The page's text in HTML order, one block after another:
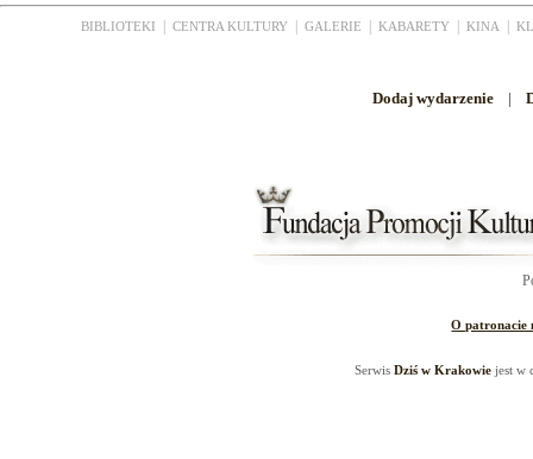
BIBLIOTEKI CENTRA KULTURY GALERIE KABARETY KINA
Dodaj wydarzenie |
O patronacie
SerwisDziś w Krakowie jest w